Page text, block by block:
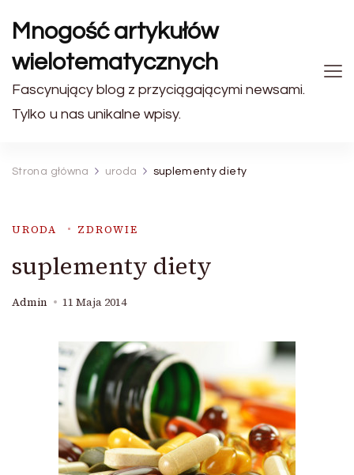
Mnogość artykułów
wielotematycznych
Fascynujący blog z przyciągającymi newsami.
Tylko u nas unikalne wpisy.
Strona główna uroda suplementy diety
URODA ZDROWIE
suplementy diety
Admin 11 Maja 2014